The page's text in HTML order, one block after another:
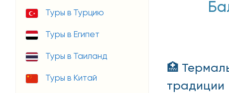
Туры в Турцию
Туры в Египет
Туры в Таиланд
Туры в Китай
🏥
традиции